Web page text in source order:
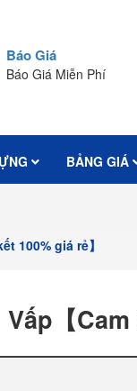
Báo Giá
Báo Giá Miễn Phí
BẢNG GIÁ
100% giá rẻ】
【Cam